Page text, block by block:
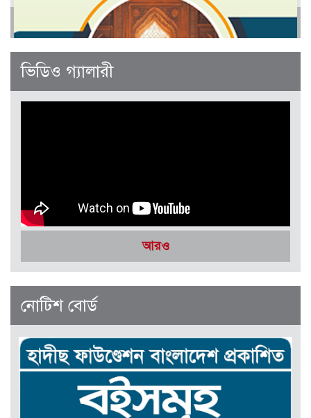
জানুয়ারী-ফেব্রুয়ারী ২০২৬
আরও
ভিডিও গ্যালারী
আরও
নোটিশ বোর্ড